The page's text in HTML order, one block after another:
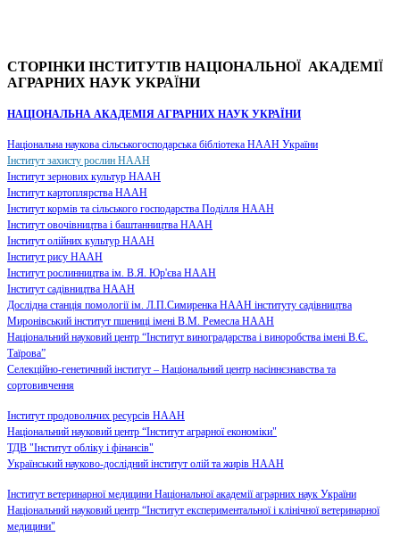
CТОРIНКИ IНСТИТУТIВ НАЦIОНАЛЬНОЇ АКАДЕМIЇ
АГРАРНИХ НАУК УКРАЇНИ
НАЦІОНАЛЬНА АКАДЕМІЯ АГРАРНИХ НАУК УКРАЇНИ
Національна наукова сільськогосподарська бібліотека НААН України
Інститут захисту рослин НААН
Інститут зернових культур НААН
​Інститут картоплярства НААН
Інститут кормів та сільського господарства Поділля НААН
Інститут овочівництва і баштанництва НААН
Інститут олійних культур НААН
Інститут рису НААН
Інститут рослинництва ім. В.Я. Юр'єва НААН
Інститут садівництва НААН
Дослідна станція помології ім. Л.П.Симиренка НААН інституту садівництва
Миронівський інститут пшениці імені В.М. Ремесла НААН
Національний науковий центр “Інститут виноградарства і виноробства імені В.Є.
Таїрова”
Селекційно-генетичний інститут – Національний центр насіннєзнавства та
сортовивчення
Інститут продовольчих ресурсів НААН
Національний науковий центр “Інститут аграрної економіки"
ТДВ "Інститут обліку і фінансів"
Український науково-дослідний інститут олій та жирів НААН
Інститут ветеринарної медицини Національної академії аграрних наук України
Національний науковий центр “Інститут експериментальної і клінічної ветеринарної
медицини"